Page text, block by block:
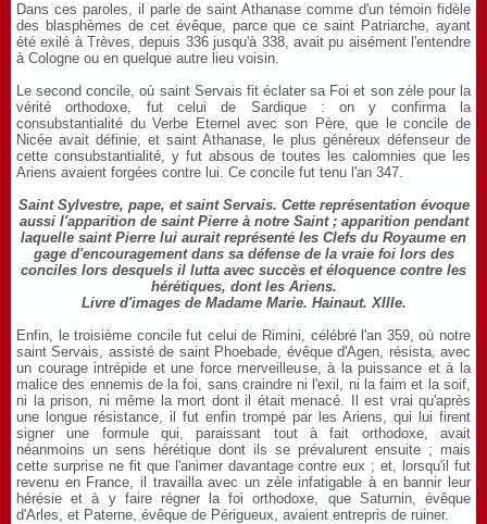
Dans ces paroles, il parle de saint Athanase comme d'un témoin fidèle
des blasphèmes de cet évêque, parce que ce saint Patriarche, ayant
été exilé à Trèves, depuis 336 jusqu'à 338, avait pu aisément l'entendre
à Cologne ou en quelque autre lieu voisin.
Le second concile, où saint Servais fit éclater sa Foi et son zèle pour la
vérité orthodoxe, fut celui de Sardique : on y confirma la
consubstantialité du Verbe Eternel avec son Père, que le concile de
Nicée avait définie, et saint Athanase, le plus généreux défenseur de
cette consubstantialité, y fut absous de toutes les calomnies que les
Ariens avaient forgées contre lui. Ce concile fut tenu l'an 347.
Saint Sylvestre, pape, et saint Servais. Cette représentation évoque
aussi l'apparition de saint Pierre à notre Saint ; apparition pendant
laquelle saint Pierre lui aurait représenté les Clefs du Royaume en
gage d'encouragement dans sa défense de la vraie foi lors des
conciles lors desquels il lutta avec succès et éloquence contre les
hérétiques, dont les Ariens.
Livre d'images de Madame Marie. Hainaut. XIIIe.
Enfin, le troisième concile fut celui de Rimini, célébré l'an 359, où notre
saint Servais, assisté de saint Phoebade, évêque d'Agen, résista, avec
un courage intrépide et une force merveilleuse, à la puissance et à la
malice des ennemis de la foi, sans craindre ni l'exil, ni la faim et la soif,
ni la prison, ni même la mort dont il était menacé. Il est vrai qu'après
une longue résistance, il fut enfin trompé par les Ariens, qui lui firent
signer une formule qui, paraissant tout à fait orthodoxe, avait
néanmoins un sens hérétique dont ils se prévalurent ensuite ; mais
cette surprise ne fit que l'animer davantage contre eux ; et, lorsqu'il fut
revenu en France, il travailla avec un zèle infatigable à en bannir leur
hérésie et à y faire régner la foi orthodoxe, que Saturnin, évêque
d'Arles, et Paterne, évêque de Périgueux, avaient entrepris de ruiner.